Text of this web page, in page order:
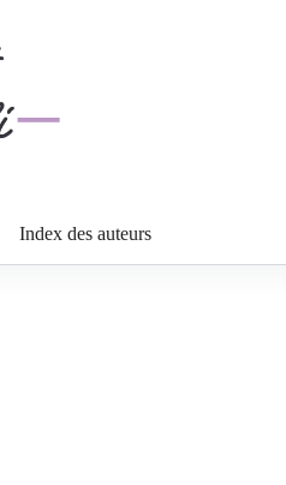
Index des auteurs